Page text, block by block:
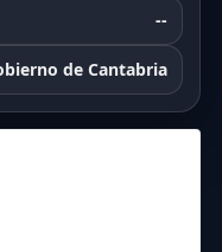
--
de Cantabria